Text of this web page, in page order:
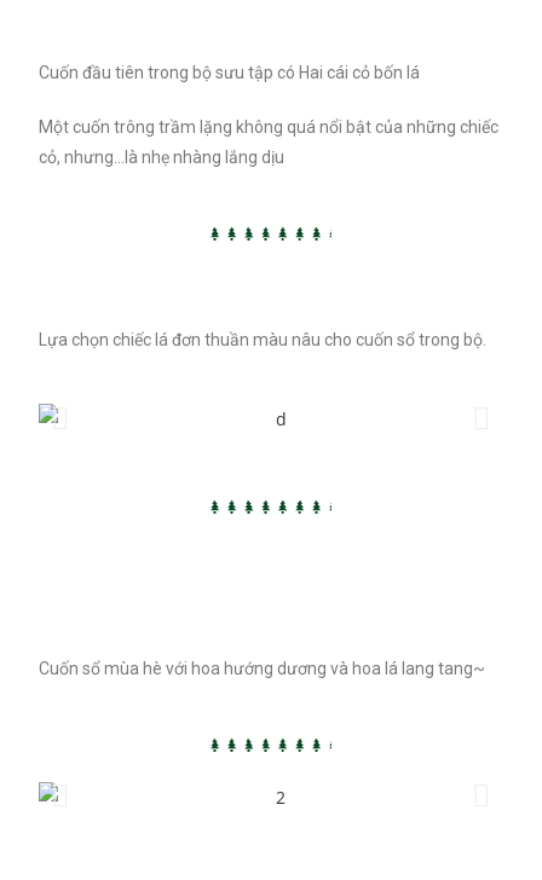
Cuốn đầu tiên trong bộ sưu tập có Hai cái cỏ bốn lá
Một cuốn trông trầm lặng không quá nổi bật của những chiếc
cỏ, nhưng…là nhẹ nhàng lắng dịu
Lựa chọn chiếc lá đơn thuần màu nâu cho cuốn sổ trong bộ.
Cuốn sổ mùa hè với hoa hướng dương và hoa lá lang tang~